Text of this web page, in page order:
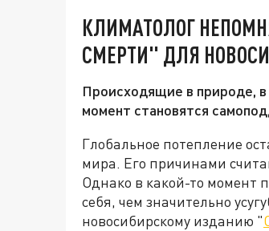
КЛИМАТОЛОГ
СМЕРТИ" ДЛЯ
Происходящие в природе,
момент становятся
Глобальное потепление
мира. Его причинами
Однако в какой-то момент
себя, чем значительно
новосибирскому изданию "